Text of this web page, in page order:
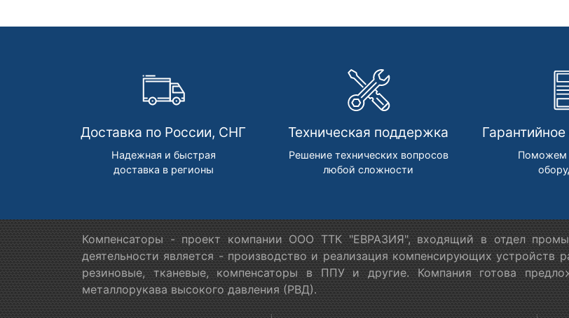
Доставка по России, СНГ
Надежная и быстрая
доставка в регионы
Техническая поддержка
Решение технических вопросов
любой сложности
Поможем
Компенсаторы - проект компании ООО ТТК "ЕВРАЗИЯ", входящий в отдел
деятельности является - производство и реализация компенсирующих устройств
резиновые, тканевые, компенсаторы в ППУ и другие. Компания готова
металлорукава высокого давления (РВД).